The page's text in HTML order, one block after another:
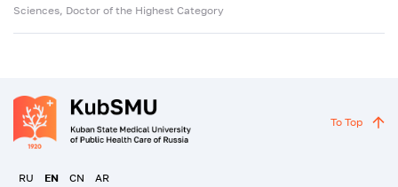
Sciences, Doctor of the Highest Category
RU EN CN AR
To Top